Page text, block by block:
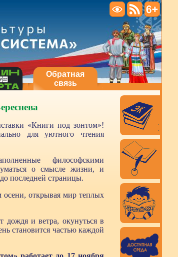
Обратная
связь
«Книги под зонтом»!
для уютного чтения
философскими
о смысле жизни, и
последней страницы.
осени, открывая мир теплых
дождя и ветра, окунуться в
становится частью каждой